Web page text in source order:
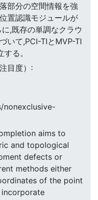
部分の空間情報を強
置認識モジュールが
,既存の単調なクラウ
いて,PCI-TIとMVP-TI
る。
目度）:
nonexclusive-
aims to
and topological
defects or
methods either
of the point